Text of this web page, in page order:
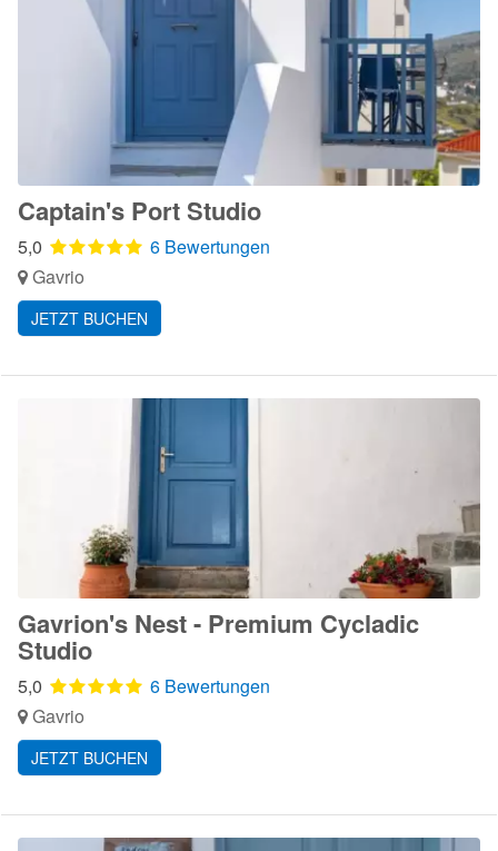
Captain's Port Studio
5,0
6 Bewertungen
Gavrio
JETZT BUCHEN
Gavrion's Nest - Premium Cycladic
Studio
5,0
6 Bewertungen
Gavrio
JETZT BUCHEN